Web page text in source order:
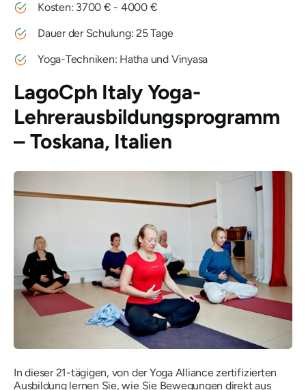
Kosten: 3700 € - 4000 €
Dauer der Schulung: 25 Tage
Yoga-Techniken: Hatha und Vinyasa
LagoCph Italy Yoga-
Lehrerausbildungsprogramm
– Toskana, Italien
In dieser 21-tägigen, von der Yoga Alliance zertifizierten
Ausbildung lernen Sie, wie Sie Bewegungen direkt aus